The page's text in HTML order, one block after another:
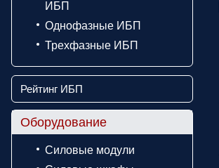
ИБП
Однофазные ИБП
Трехфазные ИБП
Рейтинг ИБП
Оборудование
Силовые модули